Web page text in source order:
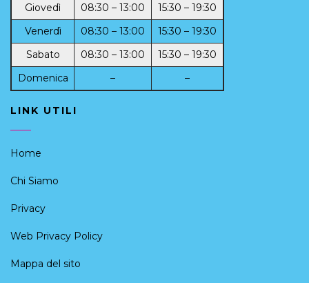
Giovedì
08:30 – 13:00
15:30 – 19:30
Venerdì
08:30 – 13:00
15:30 – 19:30
Sabato
08:30 – 13:00
15:30 – 19:30
Domenica
– –
LINK UTILI
Home
Chi Siamo
Privacy
Web Privacy Policy
Mappa del sito